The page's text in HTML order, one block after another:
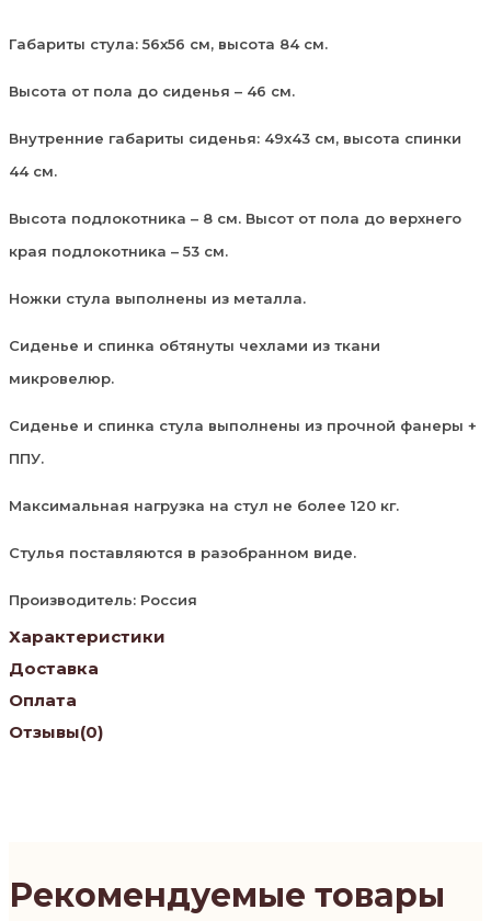
Габариты стула: 56х56 см, высота 84 см.
Высота от пола до сиденья – 46 см.
Внутренние габариты сиденья: 49х43 см, высота спинки
44 см.
Высота подлокотника – 8 см. Высот от пола до верхнего
края подлокотника – 53 см.
Ножки стула выполнены из металла.
Сиденье и спинка обтянуты чехлами из ткани
микровелюр.
Сиденье и спинка стула выполнены из прочной фанеры +
ППУ.
Максимальная нагрузка на стул не более 120 кг.
Стулья поставляются в разобранном виде.
Производитель: Россия
Характеристики
Доставка
Оплата
Отзывы(0)
Рекомендуемые товары